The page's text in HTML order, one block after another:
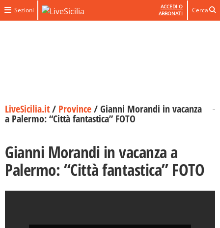
Sezioni
ACCEDI O
ABBONATI
Cerca
LiveSicilia.it/ Province/Gianni Morandi in vacanza
a Palermo: “Città fantastica” FOTO
Gianni Morandi in vacanza a
Palermo: “Città fantastica” FOTO